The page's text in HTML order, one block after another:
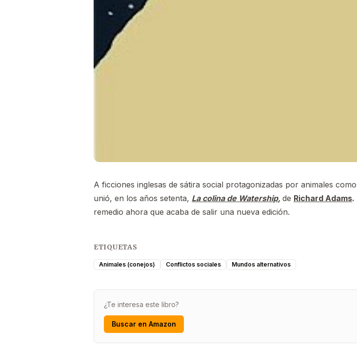
A ficciones inglesas de sátira social protagonizadas por animales como
unió, en los años setenta, La colina de Watership, de Richard Adams.
remedio ahora que acaba de salir una nueva edición.
ETIQUETAS
Animales (conejos) Conflictos sociales Mundos alternativos
¿Te interesa este libro?
Buscar en Amazon